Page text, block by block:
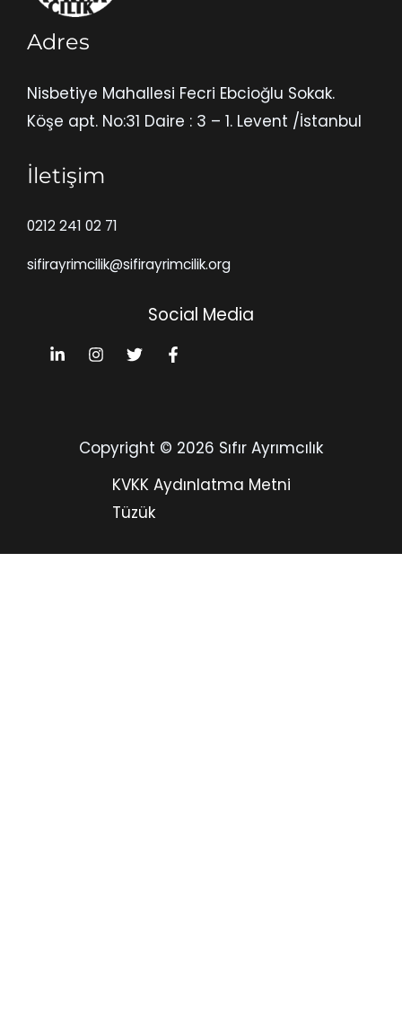
Adres
Nisbetiye Mahallesi Fecri Ebcioğlu Sokak.
Köşe apt. No:31 Daire : 3 – 1. Levent /İstanbul
İletişim
0212 241 02 71
sifirayrimcilik@sifirayrimcilik.org
Social Media
Copyright © 2026 Sıfır Ayrımcılık
KVKK Aydınlatma Metni
Tüzük